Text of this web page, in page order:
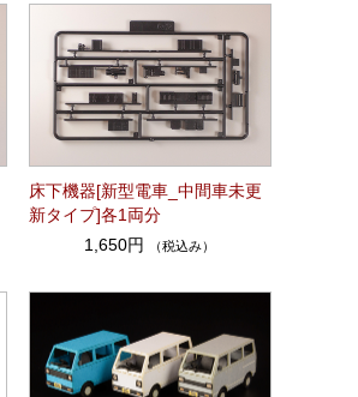
床下機器[新型電車_中間車未更
新タイプ]各1両分
1,650円
（税込み）